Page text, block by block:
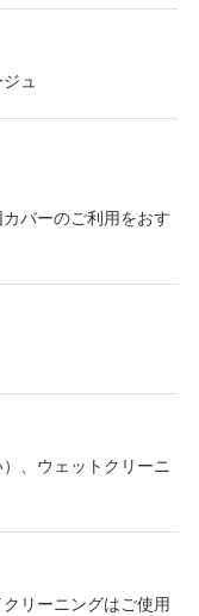
ュ
バーのご利用をおす
、ウェットクリーニ
リーニングはご使用